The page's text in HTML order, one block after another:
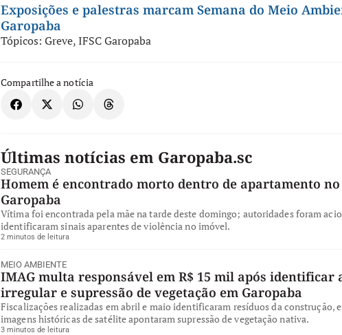
Exposições e palestras marcam Semana do Meio
Garopaba
Tópicos: Greve,IFSC Garopaba
Compartilhe a notícia
Últimas notícias em Garopaba.sc
SEGURANÇA
Homem é encontrado morto dentro de apartamento
Garopaba
Vítima foi encontrada pela mãe na tarde deste domingo; autoridades foram
identificaram sinais aparentes de violência no imóvel.
2 minutos de leitura
MEIO AMBIENTE
IMAG multa responsável em R$ 15 mil após identificar
irregular e supressão de vegetação em Garopaba
Fiscalizações realizadas em abril e maio identificaram resíduos da construção,
imagens históricas de satélite apontaram supressão de vegetação nativa.
3 minutos de leitura